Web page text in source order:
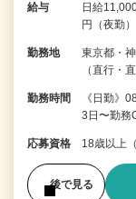
給与
日給
円（夜勤）
勤務地
東京都・
（直行・
勤務時間
《日勤
3日〜勤
応募資格 18歳以上
後で見る